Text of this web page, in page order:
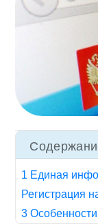
1 Единая
Регистрация
3